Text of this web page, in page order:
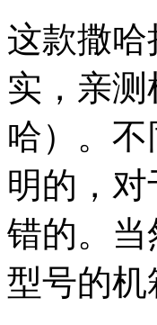
这款撒
实，亲
哈）。
明的，
错的。
型号的机